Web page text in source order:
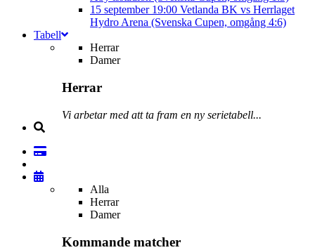
15 september 19:00 Vetlanda BK vs Herrlaget
Hydro Arena (Svenska Cupen, omgång 4:6)
Tabell
Herrar
Damer
Herrar
Vi arbetar med att ta fram en ny serietabell...
Alla
Herrar
Damer
Kommande matcher